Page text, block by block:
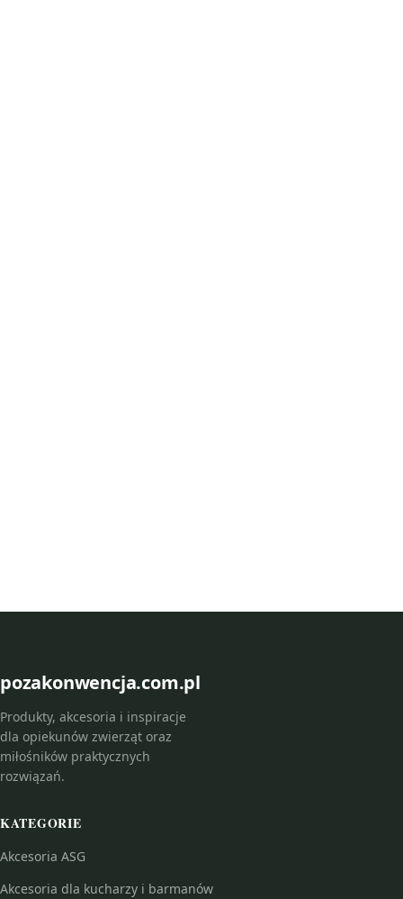
pozakonwencja.com.pl
Produkty, akcesoria i inspiracje
dla opiekunów zwierząt oraz
miłośników praktycznych
rozwiązań.
KATEGORIE
Akcesoria ASG
Akcesoria dla kucharzy i barmanów